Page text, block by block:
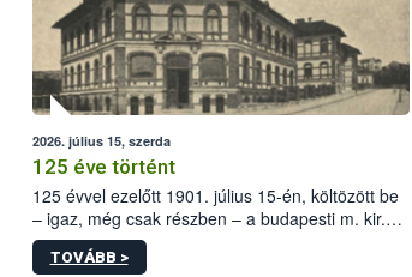
2026. július 15, szerda
125 éve történt
125 évvel ezelőtt 1901. július 15-én, költözött be
– igaz, még csak részben – a budapesti m. kir.
állami vetőmagvizsgáló állomás a Kis Rókus utca
15. szám alatti, Czigler Győző által tervezett új
TOVÁBB >